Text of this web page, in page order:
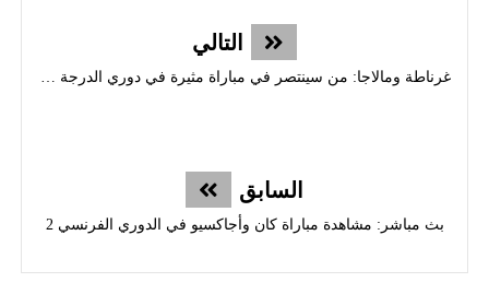
التالي
غرناطة ومالاجا: من سينتصر في مباراة مثيرة في دوري الدرجة الثانية الإسباني
السابق
بث مباشر: مشاهدة مباراة كان وأجاكسيو في الدوري الفرنسي 2